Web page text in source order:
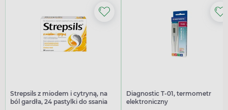
Strepsils z miodem i cytryną, na
ból gardła, 24 pastylki do ssania
Diagnostic T-01, termometr
elektroniczny